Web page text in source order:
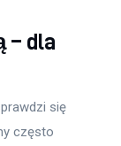
– dla
się
często